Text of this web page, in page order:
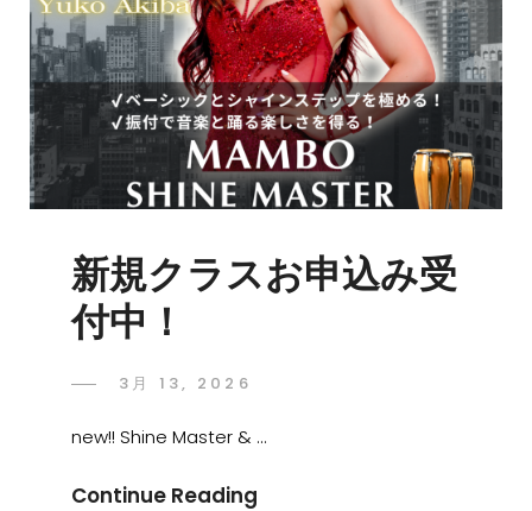
新規クラスお申込み受
付中！
3月 13, 2026
new!! Shine Master & …
Continue Reading